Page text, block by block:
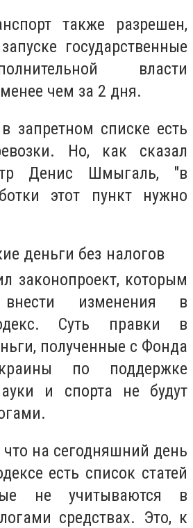
также разрешен,
государственные
власти
чем за 2 дня.
запретном списке есть
Но, как сказал
Денис Шмыгаль, "в
этот пункт нужно
деньги без налогов
законопроект, которым
внести изменения в
Суть правки в
полученные с Фонда
по поддержке
и спорта не будут
что на сегодняшний день
есть список статей
не учитываются в
средствах. Это, к